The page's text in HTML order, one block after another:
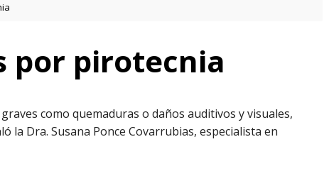
por pirotecnia
como quemaduras o daños auditivos y visuales,
la Dra. Susana Ponce Covarrubias, especialista en